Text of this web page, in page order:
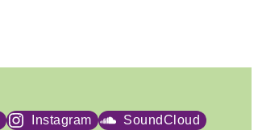
Instagram SoundCloud